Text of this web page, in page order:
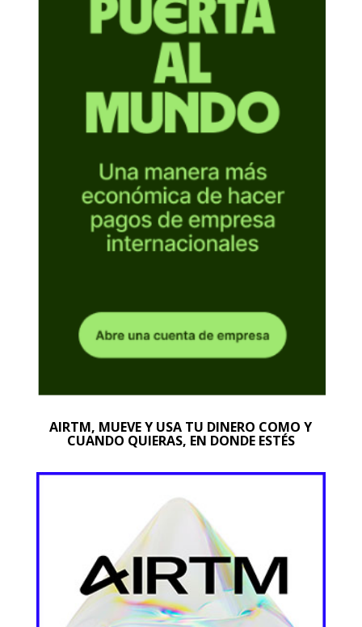
AIRTM, MUEVE Y USA TU DINERO COMO Y
CUANDO QUIERAS, EN DONDE ESTÉS